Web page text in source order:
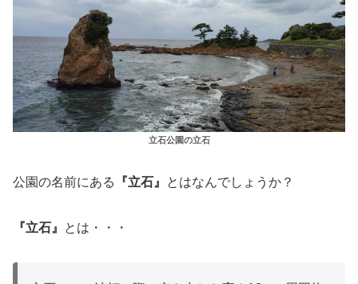
立石公園の立石
公園の名前にある 『立石』 とはなんでしょうか？
『立石』 とは・・・